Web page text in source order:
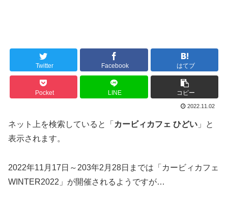
Twitter Facebook はてブ
Pocket LINE コピー
2022.11.02
ネット上を検索していると「 カービィカフェ ひどい 」と
表示されます。
2022年11月17日～203年2月28日までは「カービィカフェ
WINTER2022」が開催されるようですが…